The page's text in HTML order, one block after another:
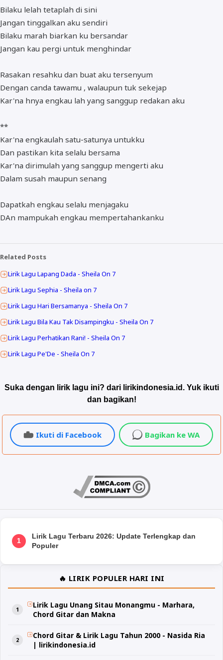
Bilaku lelah tetaplah di sini
Jangan tinggalkan aku sendiri
Bilaku marah biarkan ku bersandar
Jangan kau pergi untuk menghindar
Rasakan resahku dan buat aku tersenyum
Dengan canda tawamu , walaupun tuk sekejap
Kar'na hnya engkau lah yang sanggup redakan aku
**
Kar'na engkaulah satu-satunya untukku
Dan pastikan kita selalu bersama
Kar'na dirimulah yang sanggup mengerti aku
Dalam susah maupun senang
Dapatkah engkau selalu menjagaku
DAn mampukah engkau mempertahankanku
Related Posts
Lirik Lagu Lapang Dada - Sheila On 7
Lirik Lagu Sephia - Sheila on 7
Lirik Lagu Hari Bersamanya - Sheila On 7
Lirik Lagu Bila Kau Tak Disampingku - Sheila On 7
Lirik Lagu Perhatikan Rani! - Sheila On 7
Lirik Lagu Pe'De - Sheila On 7
Suka dengan lirik lagu ini? dari lirikindonesia.id. Yuk ikuti
dan bagikan!
Ikuti di Facebook Bagikan ke WA
1
Lirik Lagu Terbaru 2026: Update Terlengkap dan
Populer
🔥 LIRIK POPULER HARI INI
Lirik Lagu Unang Sitau Monangmu - Marhara,
Chord Gitar dan Makna
Chord Gitar & Lirik Lagu Tahun 2000 - Nasida Ria
| lirikindonesia.id